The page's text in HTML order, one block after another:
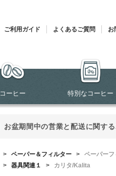
ご利用ガイド よくあるご質問
お
コーヒー 特別なコーヒー
お盆期間中の営業と配送に関す
> ペーパー＆フィルター >
ペーパーフ
> 器具関連１ > カリタ/Kalita